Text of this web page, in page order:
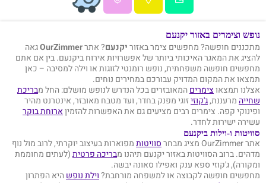
נופש וצימרים באזור יקנעם
מתכננים חופשה? מחפשים צימר באזוריקנעם? אתרOurZimmerגאה
להציג את המאגר האיכותי ביותר של אפשרויות אירוח ביקנעם. בין אם אתם
מחפשים חופשה משפחתית, נופש רומנטי לזוגות או וילה למסיבה – כאן
תמצאו את המקום המדויק עבורכם במחירים נוחים.
אצלנו תמצאוצימריםהמאובזרים בכל הנדרש לנופש מושלם: החל מבריכת
שחייה מרעננת,ג'קוזיזוגי מפנק בחדר, ועד מטבח מאובזר, אינטרנט מהיר
ופינוקי קפה. צימרים רבים מציעים גם את האפשרות להזמיןארוחת בוקר
עשירה ישירות לחדר.
סוויטות ו-וילות ביקנעם
אתר OurZimmer מציג מבחר סוויטותמפוארות בעיצוב יוקרתי, לרוב מול נוף
מדהים. ברוב הסוויטות באזור יקנעם תיהנו מבריכה פרטית(לעתים מחוממת
ומקורה), ג'קוזי ספא ענק ואפילו סאונה יבשה.
מחפשים חופשה לקבוצה או למשפחה מורחבת?וילת נופשהיא הפתרון